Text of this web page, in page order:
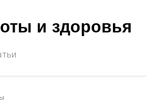
и здоровья